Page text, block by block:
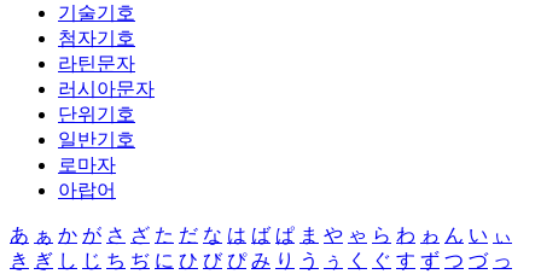
기술기호
첨자기호
라틴문자
러시아문자
단위기호
일반기호
로마자
아랍어
あ ぁ か が さ ざ た だ な は ば ぱ ま や ゃ ら わ ゎ ん い ぃ
き ぎ し じ ち ぢ に ひ び ぴ み り う ぅ く ぐ す ず つ づ っ